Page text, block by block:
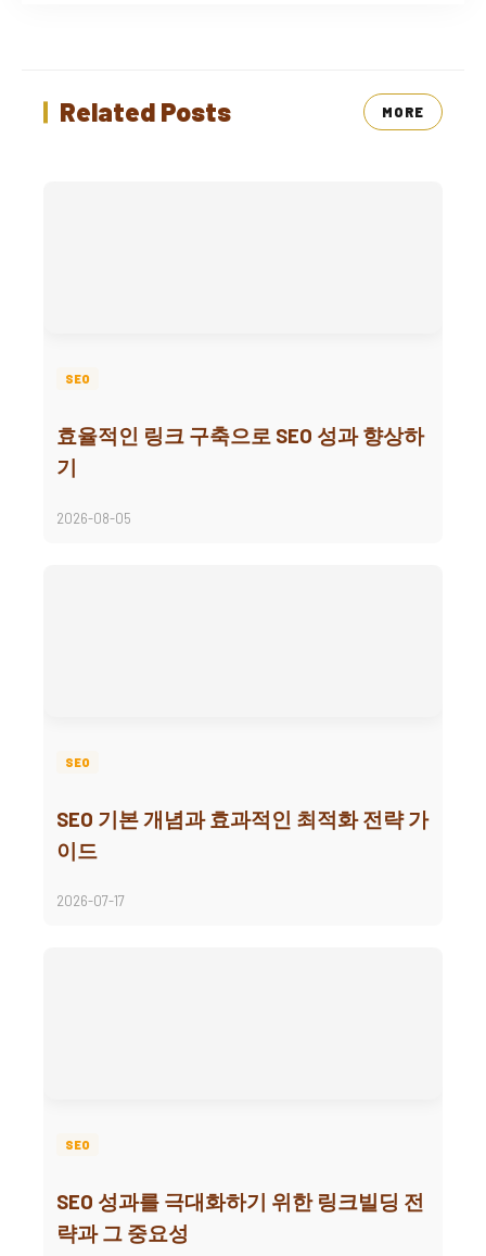
Related Posts MORE
SEO
효율적인 링크 구축으로 SEO 성과 향상하
기
2026-08-05
SEO
SEO 기본 개념과 효과적인 최적화 전략 가
이드
2026-07-17
SEO
SEO 성과를 극대화하기 위한 링크빌딩 전
략과 그 중요성